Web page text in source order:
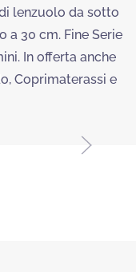
lenzuolo da sotto
a 30 cm. Fine Serie
In offerta anche
Coprimaterassi e
SCOPRI